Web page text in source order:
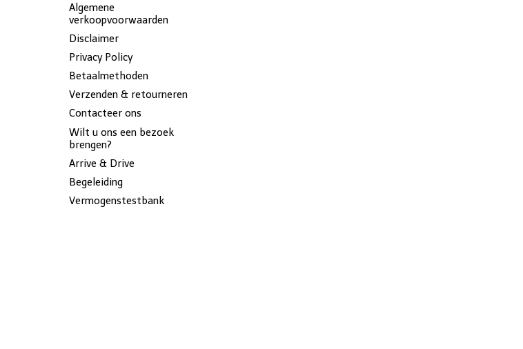
Algemene
verkoopvoorwaarden
Disclaimer
Privacy Policy
Betaalmethoden
Verzenden & retourneren
Contacteer ons
Wilt u ons een bezoek
brengen?
Arrive & Drive
Begeleiding
Vermogenstestbank